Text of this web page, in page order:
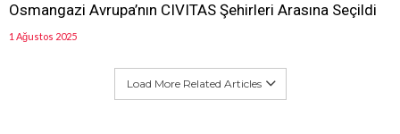
Osmangazi Avrupa’nın CIVITAS Şehirleri Arasına Seçildi
1 Ağustos 2025
Load More Related Articles